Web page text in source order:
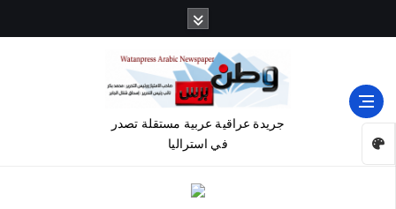
جريدة عراقية عربية مستقلة تصدر
في استراليا